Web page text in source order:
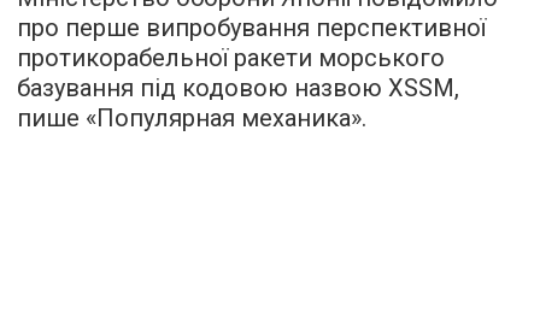
про перше випробування перспективної
протикорабельної ракети морського
базування під кодовою назвою XSSM,
пише «Популярная механика».